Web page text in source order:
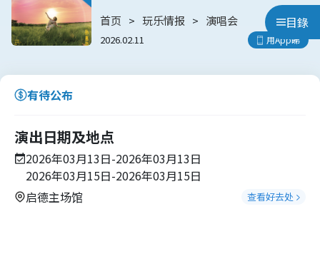
目錄
首页 玩乐情报 演唱会
2026.02.11 用App睇
有待公布
演出日期及地点
2026年03月13日-2026年03月13日
2026年03月15日-2026年03月15日
启德主场馆
查看好去处